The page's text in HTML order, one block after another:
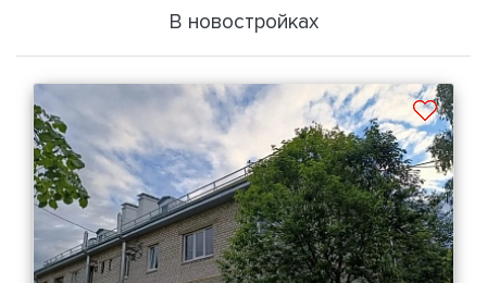
В новостройках